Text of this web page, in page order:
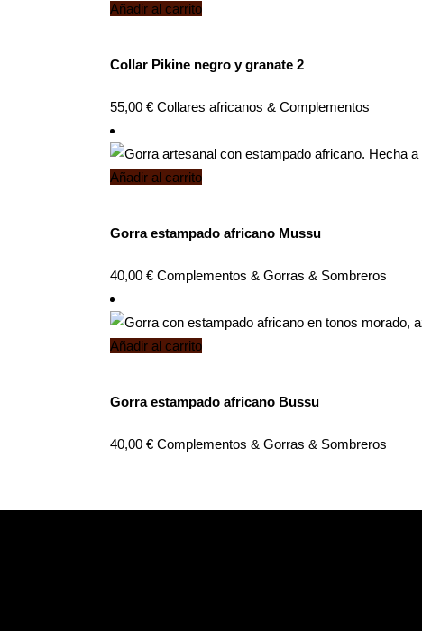
Añadir al carrito
Collar Pikine negro y granate 2
55,00 € Collares africanos & Complementos
Añadir al carrito
Gorra estampado africano Mussu
40,00 € Complementos & Gorras & Sombreros
Añadir al carrito
Gorra estampado africano Bussu
40,00 € Complementos & Gorras & Sombreros